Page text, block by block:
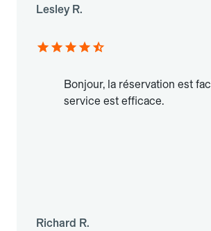
Lesley R.
Bonjour, la réservation est
service est efficace.
Richard R.